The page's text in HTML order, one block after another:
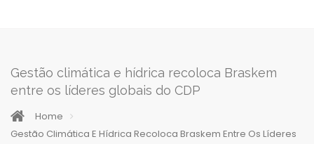
Gestão climática e hídrica recoloca Braskem
entre os líderes globais do CDP
Home
Gestão Climática E Hídrica Recoloca Braskem Entre Os Líderes